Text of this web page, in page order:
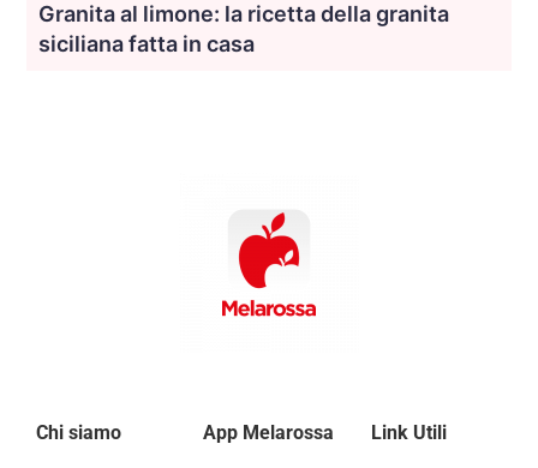
Granita al limone: la ricetta della granita
siciliana fatta in casa
Chi siamo App Melarossa Link Utili